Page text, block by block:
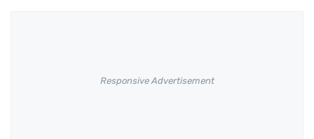
Responsive Advertisement